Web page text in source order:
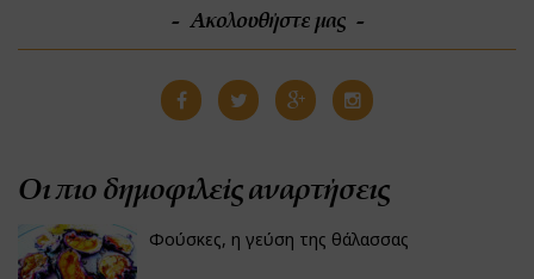
Ακολουθήστε μας
Οι πιο δημοφιλείς αναρτήσεις
Φούσκες, η γεύση της θάλασσας